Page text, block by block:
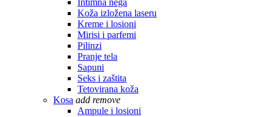
Intimna nega
Koža izložena laseru
Kreme i losioni
Mirisi i parfemi
Pilinzi
Pranje tela
Sapuni
Seks i zaštita
Tetovirana koža
Kosa add remove
Ampule i losioni